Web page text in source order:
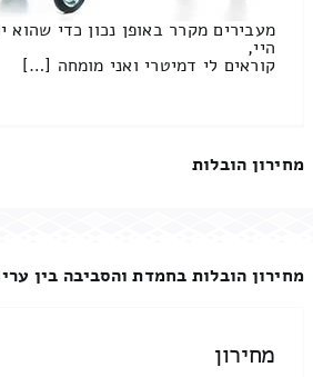
מעבירים מקרר באופן נכון כדי שהוא
היי,
קוראים לי דמיטרי ואני מומחה […]
מחירון הובלות
מחירון הובלות בחמדת והסביבה בין
מחירון